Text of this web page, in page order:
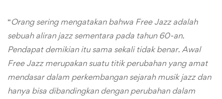
“Orang sering mengatakan bahwa Free Jazz adalah
sebuah aliran jazz sementara pada tahun 60-an.
Pendapat demikian itu sama sekali tidak benar. Awal
Free Jazz merupakan suatu titik perubahan yang amat
mendasar dalam perkembangan sejarah musik jazz dan
hanya bisa dibandingkan dengan perubahan dalam